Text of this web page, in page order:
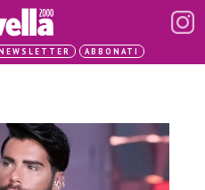
ABBONATI